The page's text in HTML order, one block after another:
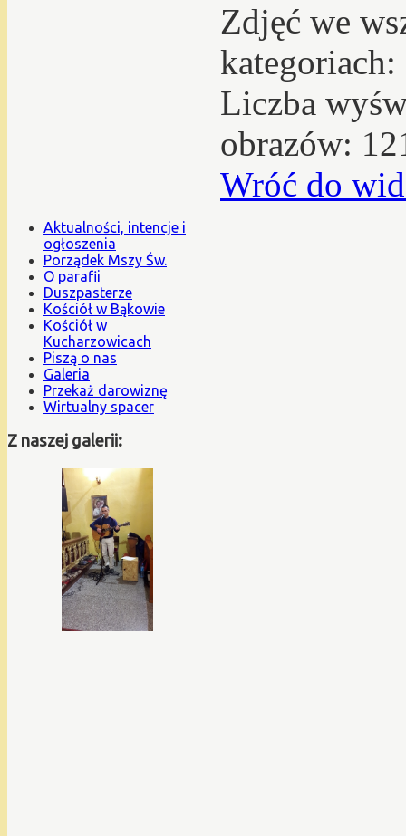
Zdjęć we
kategoriach:
Liczba
obrazów:
Wróć do
Aktualności, intencje i
ogłoszenia
Porządek Mszy Św.
O parafii
Duszpasterze
Kościół w Bąkowie
Kościół w
Kucharzowicach
Piszą o nas
Galeria
Przekaż darowiznę
Wirtualny spacer
Z naszej galerii: